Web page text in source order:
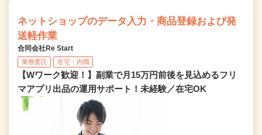
ネットショップのデータ入力・商品登録および発
送軽作業
合同会社Re Start
業務委託 在宅・内職
【Wワーク歓迎！】副業で月15万円前後を見込めるフリ
マアプリ出品の運用サポート！未経験／在宅OK